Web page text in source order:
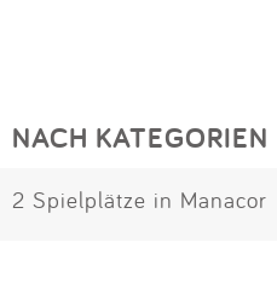
NACH KATEGORIEN
2 Spielplätze in Manacor